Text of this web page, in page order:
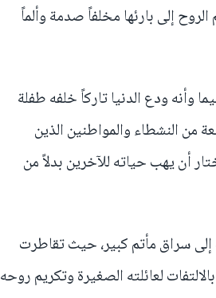
إلى بارئها مخلفاً صدمة وألماً
ودع الدنيا تاركاً خلفه طفلة
النشطاء والمواطنين الذين
أن يهب حياته للآخرين بدلاً من
سراق مأتم كبير، حيث تقاطرت
لعائلته الصغيرة وتكريم روحه